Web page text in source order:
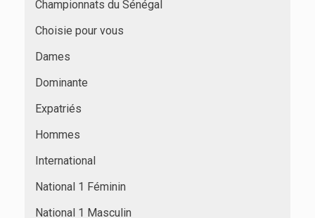
Championnats du Sénégal
Choisie pour vous
Dames
Dominante
Expatriés
Hommes
International
National 1 Féminin
National 1 Masculin